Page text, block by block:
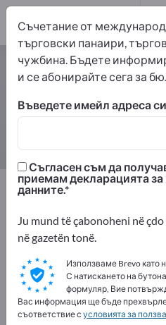
Екраниращи
производители и
Exportpages
Сигурност и
Екраниращи контейнери
Рекламирайте
Exportpages!
Нужди – Оферти –
контакти >> започнете
Съчетание от
търговски панаири,
чужбина. Бъдете
и се абонирайте сега за
Въведете имейл адреса
Съгласен съм да
приемам декларацията
данните.
Ju mund të çabonoheni në
në gazetën tonë.
Използваме Brevo като
С натискането на
формуляр, Вие
Вас информация ще бъде
съответствие с условията за